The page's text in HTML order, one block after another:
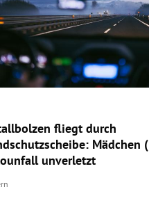
fliegt durch
Mädchen
unverletzt